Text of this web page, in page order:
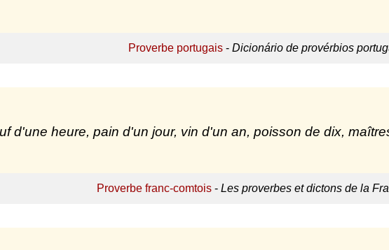
Proverbe portugais- Dicionário de provérbios
d'une heure, pain d'un jour, vin d'un an, poisson de dix,
Proverbe franc-comtois- Les proverbes et dictons de la